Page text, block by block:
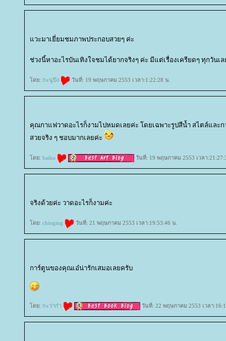
วะมาเยี่ยมชมภาพประกอบสวยๆ ค่ะ
ช่วงนี้หาอะไรบันเทิงใจชมได้ยากจริงๆ ค่ะ มีแต่เรื่องเครียดๆ ทุกวัน
ดย: กะนูปิง วันที่: 19 พฤษภาคม 2553 เวลา:1:22:28 น.
คุณกาแฟวาดอะไรก็งามไปหมดเลยค่ะ โดยเฉพาะรูปสีน้ำ สไตล์และ
สวยจริง ๆ ชอบมากเลยค่ะ
ดย: haiku วันที่: 19 พฤษภาคม 2553 เวลา
จริงด้วยค่ะ วาดอะไรก็งามค่ะ
ดย: chinging วันที่: 21 พฤษภาคม 2553 เวลา:19:53:46 น.
การ์ตูนของคุณเอ๋น่ารักเสมอเลยครับ
ดย: กะว่าก๋า วันที่: 22 พฤษภาคม 2553 เวลา